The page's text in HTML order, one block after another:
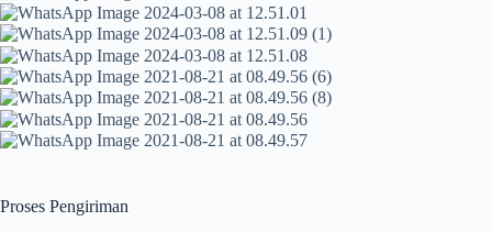
Proses Pengiriman